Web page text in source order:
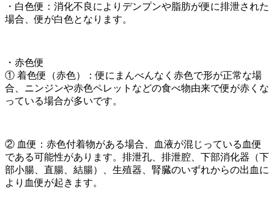
・白色便：消化不良によりデンプンや脂肪が便に排泄された
場合、便が白色となります。
・赤色便
① 着色便（赤色）：便にまんべんなく赤色で形が正常な場
合、ニンジンや赤色ペレットなどの食べ物由来で便が赤くな
っている場合が多いです。
② 血便：赤色付着物がある場合、血液が混じっている血便
である可能性があります。排泄孔、排泄腔、下部消化器（下
部小腸、直腸、結腸）、生殖器、腎臓のいずれからの出血に
より血便が起きます。